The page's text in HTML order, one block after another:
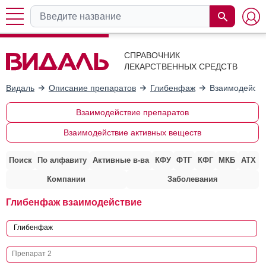
СПРАВОЧНИК
ЛЕКАРСТВЕННЫХ СРЕДСТВ
Видаль Описание препаратов Глибенфаж
Взаимодействие препаратов
Взаимодействие активных веществ
Поиск По алфавиту Активные в-ва КФУ ФТГ КФГ МКБ АТХ
Компании Заболевания
Глибенфаж взаимодействие